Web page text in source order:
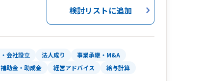
検討リストに追加
会社設立 法人成り
事業承継・M&A
助金・助成金 経営アドバイス
給与計算